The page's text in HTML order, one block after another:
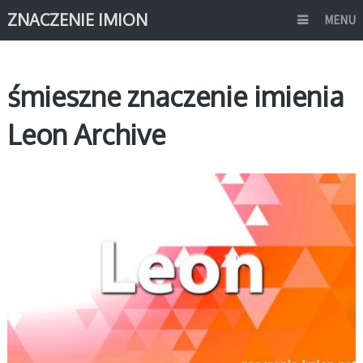
ZNACZENIE IMION MENU
śmieszne znaczenie imienia
Leon Archive